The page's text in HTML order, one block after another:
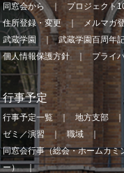
同窓会から プロジェクト
住所登録・変更
メルマガ
武蔵学園
武蔵学園百周年
個人情報保護方針
プライ
行事予定
行事予定一覧 地方支部
ゼミ／演習
職域
同窓会行事（総会・ホームカ
ー）